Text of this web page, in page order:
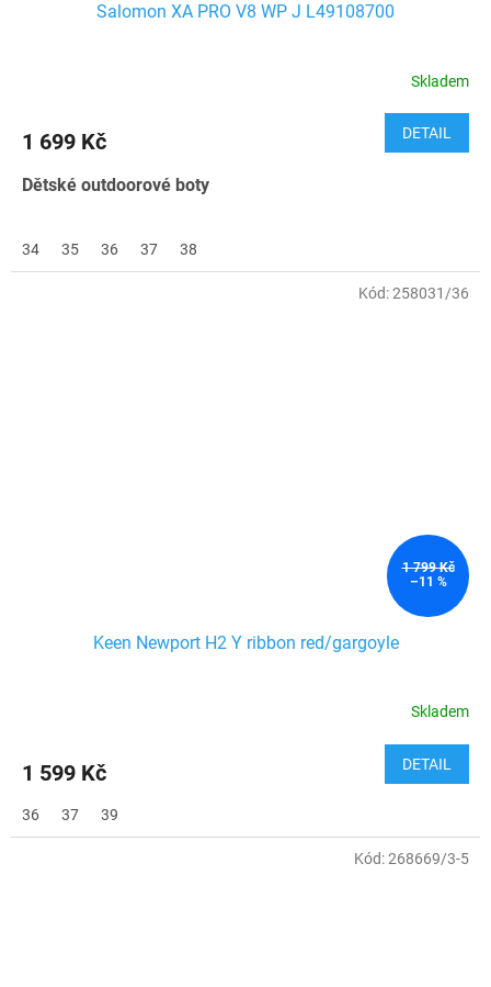
Salomon XA PRO V8 WP J L49108700
Skladem
1 699 Kč DETAIL
Dětské outdoorové boty
34 35 36 37 38
1 799 Kč
–11 %
Keen Newport H2 Y ribbon red/gargoyle
Skladem
1 599 Kč DETAIL
36 37 39
Kód:258031/36
Kód:268669/3-5